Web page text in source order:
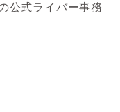
公式ライバー事務